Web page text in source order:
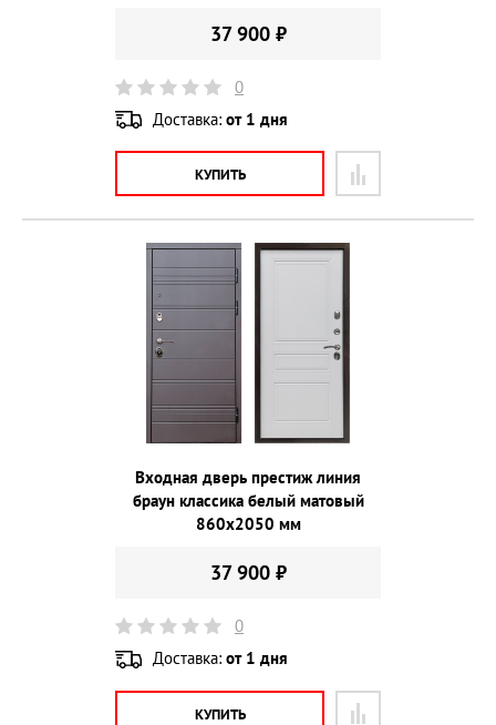
37 900 ₽
0
Доставка: от 1 дня
КУПИТЬ
Входная дверь престиж линия
браун классика белый матовый
860х2050 мм
37 900 ₽
0
Доставка: от 1 дня
КУПИТЬ